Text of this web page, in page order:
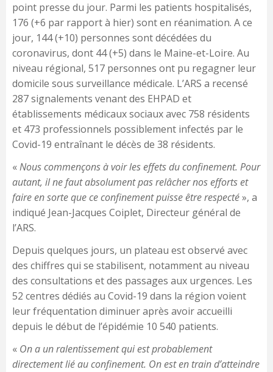
point presse du jour. Parmi les patients hospitalisés,
176 (+6 par rapport à hier) sont en réanimation. A ce
jour, 144 (+10) personnes sont décédées du
coronavirus, dont 44 (+5) dans le Maine-et-Loire. Au
niveau régional, 517 personnes ont pu regagner leur
domicile sous surveillance médicale. L’ARS a recensé
287 signalements venant des EHPAD et
établissements médicaux sociaux avec 758 résidents
et 473 professionnels possiblement infectés par le
Covid-19 entraînant le décès de 38 résidents.
«Nous commençons à voir les effets du confinement. Pour
autant, il ne faut absolument pas relâcher nos efforts et
faire en sorte que ce confinement puisse être respecté», a
indiqué Jean-Jacques Coiplet, Directeur général de
l’ARS.
Depuis quelques jours, un plateau est observé avec
des chiffres qui se stabilisent, notamment au niveau
des consultations et des passages aux urgences. Les
52 centres dédiés au Covid-19 dans la région voient
leur fréquentation diminuer après avoir accueilli
depuis le début de l’épidémie 10 540 patients.
« On a un ralentissement qui est probablement
directement lié au confinement. On est en train d’atteindre